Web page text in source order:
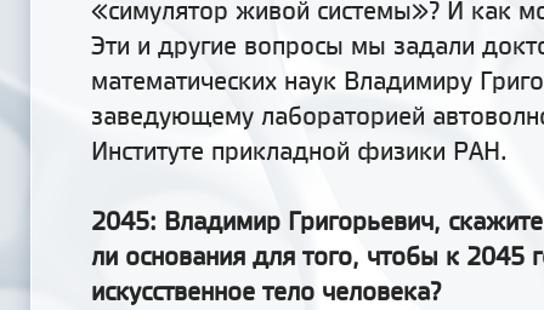
«симулятор живой системы»? И как
Эти и другие вопросы мы задали
математических наук Владимиру
заведующему лабораторией
Институте прикладной физики РАН.
2045: Владимир Григорьевич,
ли основания для того, чтобы к 2045
искусственное тело человека?